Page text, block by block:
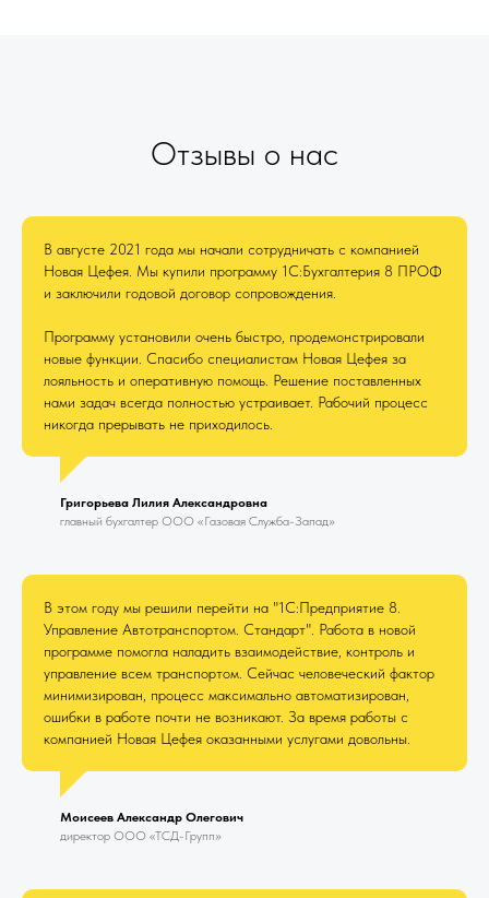
Отзывы о нас
В августе 2021 года мы начали сотрудничать с компанией
Новая Цефея. Мы купили программу 1С:Бухгалтерия 8 ПРОФ
и заключили годовой договор сопровождения.
Программу установили очень быстро, продемонстрировали
новые функции. Спасибо специалистам Новая Цефея за
лояльность и оперативную помощь. Решение поставленных
нами задач всегда полностью устраивает. Рабочий процесс
никогда прерывать не приходилось.
Григорьева Лилия Александровна
главный бухгалтер ООО «Газовая Служба-Запад»
В этом году мы решили перейти на "1С:Предприятие 8.
Управление Автотранспортом. Стандарт". Работа в новой
программе помогла наладить взаимодействие, контроль и
управление всем транспортом. Сейчас человеческий фактор
минимизирован, процесс максимально автоматизирован,
ошибки в работе почти не возникают. За время работы с
компанией Новая Цефея оказанными услугами довольны.
Моисеев Александр Олегович
директор ООО «ТСД-Групп»